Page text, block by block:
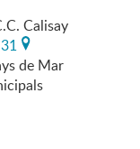
Calisay
de Mar